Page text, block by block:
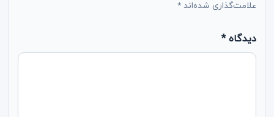
علامت‌گذاری شده‌اند*
دیدگاه*